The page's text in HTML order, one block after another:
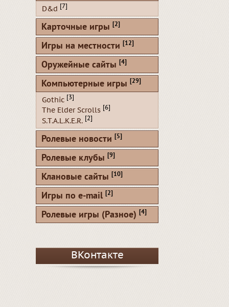
D&d [7]
Карточные игры [2]
Игры на местности [12]
Оружейные сайты [4]
Компьютерные игры [29]
Gothic [3]
The Elder Scrolls [6]
S.T.A.L.K.E.R. [2]
Ролевые новости [5]
Ролевые клубы [9]
Клановые сайты [10]
Игры по e-mail [2]
Ролевые игры (Разное) [4]
ВКонтакте